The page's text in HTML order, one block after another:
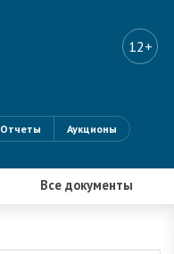
12+
Отчеты Аукционы
Все документы